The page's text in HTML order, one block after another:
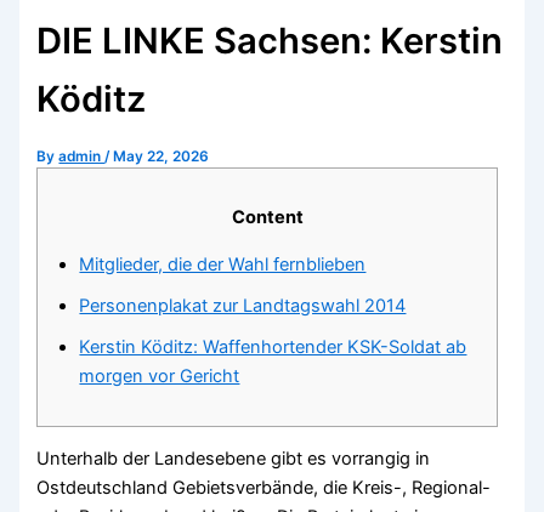
DIE LINKE Sachsen: Kerstin
Köditz
Byadmin/May 22, 2026
Content
Mitglieder, die der Wahl fernblieben
Personenplakat zur Landtagswahl 2014
Kerstin Köditz: Waffenhortender KSK-Soldat ab
morgen vor Gericht
Unterhalb der Landesebene gibt es vorrangig in
Ostdeutschland Gebietsverbände, die Kreis-, Regional-